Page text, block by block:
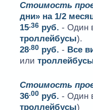
Стоимость
дни» на 1/2
15.36 руб. - Один
троллейбусы).
28.80 руб. - Все
или
Стоимость
36.00 руб. - Один
троллейбусы)